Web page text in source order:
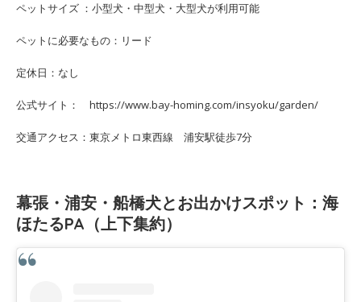
ペットサイズ ：小型犬・中型犬・大型犬が利用可能
ペットに必要なもの：リード
定休日：なし
公式サイト： https://www.bay-homing.com/insyoku/garden/
交通アクセス：東京メトロ東西線 浦安駅徒歩7分
幕張・浦安・船橋犬とお出かけスポット：海
ほたるPA（上下集約）